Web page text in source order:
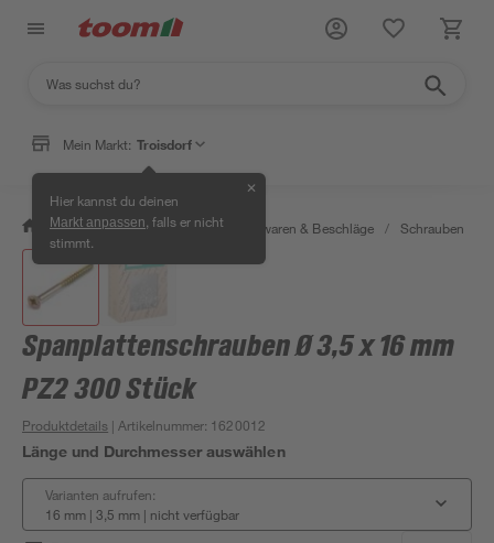
Mein Markt: Troisdorf
Hier kannst du deinen
Markt anpassen , falls er nicht
stimmt.
✕
/ Werkstatt & Maschinen / Eisenwaren & Beschläge / Schrauben
Spanplattenschrauben Ø 3,5 x 16 mm
PZ2 300 Stück
Produktdetails | Artikelnummer: 1620012
Länge und Durchmesser auswählen
Varianten aufrufen:
16 mm | 3,5 mm | nicht verfügbar